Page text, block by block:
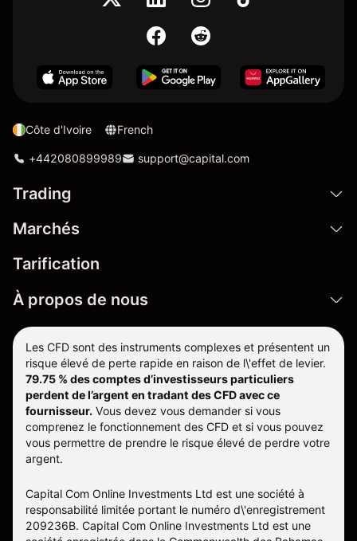
Côte d'Ivoire French
+442080899989 support@capital.com
Trading
Marchés
Tarification
À propos de nous
Les CFD sont des instruments complexes et présentent un
risque élevé de perte rapide en raison de l\'effet de levier.
79.75 % des comptes d’investisseurs particuliers
perdent de l’argent en tradant des CFD avec ce
fournisseur. Vous devez vous demander si vous
comprenez le fonctionnement des CFD et si vous pouvez
vous permettre de prendre le risque élevé de perdre votre
argent.
Capital Com Online Investments Ltd est une société à
responsabilité limitée portant le numéro d\'enregistrement
209236B. Capital Com Online Investments Ltd est une